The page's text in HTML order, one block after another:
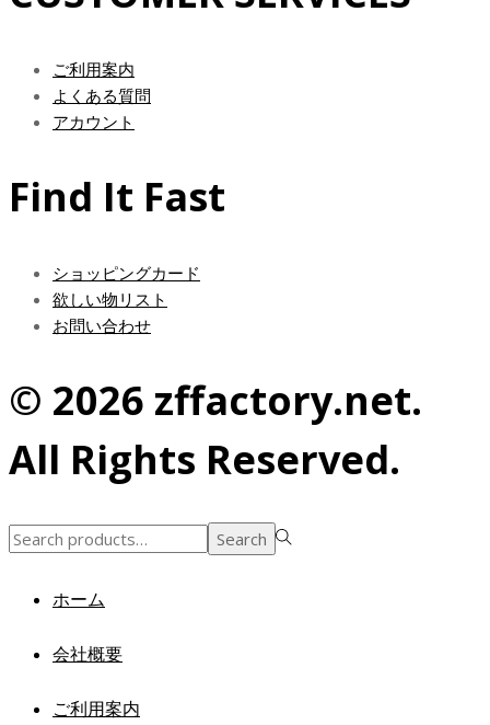
ご利用案内
よくある質問
アカウント
Find It Fast
ショッピングカード
欲しい物リスト
お問い合わせ
© 2026 zffactory.net.
All Rights Reserved.
Search
for:>
Search
ホーム
会社概要
ご利用案内